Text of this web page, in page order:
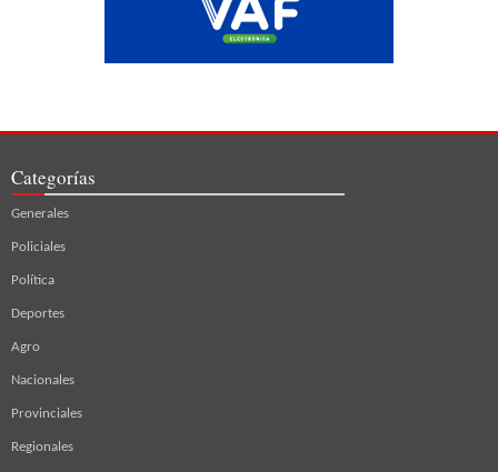
Categorías
Generales
Policiales
Política
Deportes
Agro
Nacionales
Provinciales
Regionales